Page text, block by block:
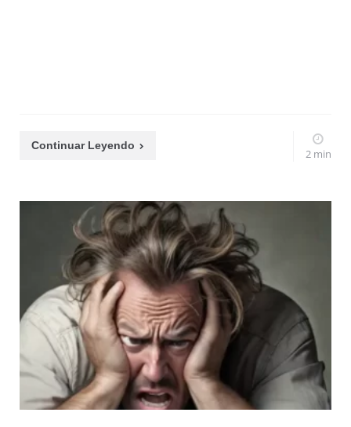
Continuar Leyendo
2 min